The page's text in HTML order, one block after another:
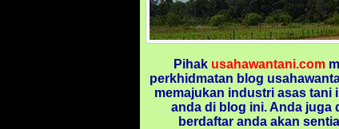
Pihak usahawantani.com
perkhidmatan blog
memajukan industri asas tani
anda di blog ini.Anda juga
berdaftar anda akan